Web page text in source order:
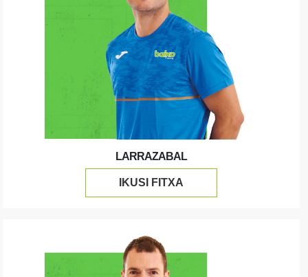
LARRAZABAL
IKUSI FITXA